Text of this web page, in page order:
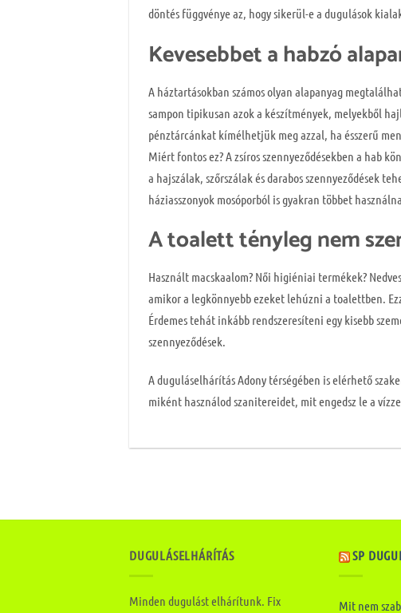
döntés függvénye az, hogy sikerül-e a dugulások
Kevesebbet a habzó
A háztartásokban számos olyan alapanyag
sampon tipikusan azok a készítmények, melyekből
pénztárcánkat kímélhetjük meg azzal, ha ésszerű
Miért fontos ez? A zsíros szennyeződésekben a hab
a hajszálak, szőrszálak és darabos szennyeződések
háziasszonyok mosóporból is gyakran többet
A toalett tényleg nem
Használt macskaalom? Női higiéniai termékek?
amikor a legkönnyebb ezeket lehúzni a toalettben.
Érdemes tehát inkább rendszeresíteni egy kisebb
szennyeződések.
A duguláselhárítás Adony térségében is elérhető
miként használod szanitereidet, mit engedsz le a
DUGULÁSELHÁRÍTÁS
Minden dugulást elhárítunk. Fix
SP
Mit nem